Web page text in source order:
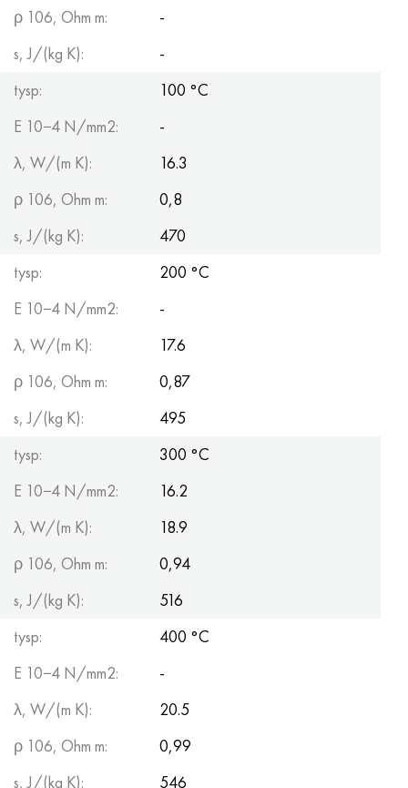
ρ 106, Ohm m:
-
s, J/(kg K):
-
tysp:
100 °С
E 10−4 N/mm2:
-
λ, W/(m K):
16.3
ρ 106, Ohm m:
0,8
s, J/(kg K):
470
tysp:
200 °С
E 10−4 N/mm2:
-
λ, W/(m K):
17.6
ρ 106, Ohm m:
0,87
s, J/(kg K):
495
tysp:
300 °С
E 10−4 N/mm2:
16.2
λ, W/(m K):
18.9
ρ 106, Ohm m:
0,94
s, J/(kg K):
516
tysp:
400 °С
E 10−4 N/mm2:
-
λ, W/(m K):
20.5
ρ 106, Ohm m:
0,99
s, J/(kg K):
546